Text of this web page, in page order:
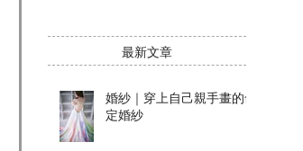
​最新文章
婚紗｜穿上自己親手畫的命
定婚紗